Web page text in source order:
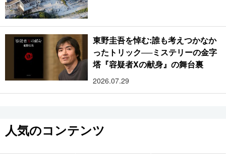
東野圭吾を悼む:誰も考えつかなか
ったトリック──ミステリーの金字
塔『容疑者Xの献身』の舞台裏
2026.07.29
人気のコンテンツ